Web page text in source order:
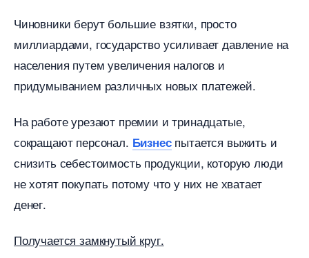
Чиновники берут большие взятки, просто
миллиардами, государство усиливает давление на
населения путем увеличения налогов и
придумыванием различных новых платежей.
На работе урезают премии и тринадцатые,
сокращают персонал. Бизнеспытается выжить и
снизить себестоимость продукции, которую люди
не хотят покупать потому что у них не хватает
денег.
Получается замкнутый круг.